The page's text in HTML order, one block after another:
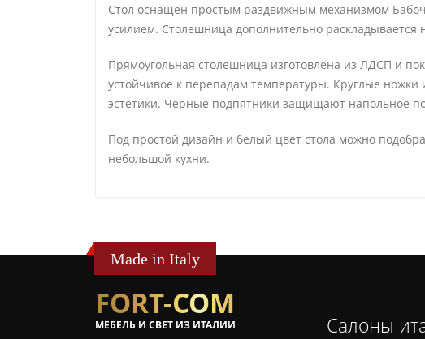
Стол оснащён простым раздвижным механизмом
усилием. Столешница дополнительно
Прямоугольная столешница изготовлена из ЛДСП и
устойчивое к перепадам температуры. Круглые
эстетики. Черные подпятники защищают напольное
Под простой дизайн и белый цвет стола можно
небольшой кухни.
Made in Italy
FORT-COM
МЕБЕЛЬ И СВЕТ ИЗ ИТАЛИИ Салоны